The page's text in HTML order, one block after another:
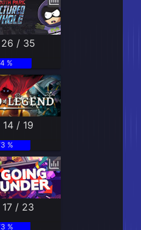
26 / 35
%
14 / 19
%
17 / 23
%